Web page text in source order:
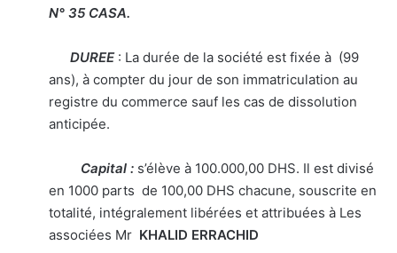
N° 35 CASA.
DUREE: La durée de la société est fixée à (99
ans), à compter du jour de son immatriculation au
registre du commerce sauf les cas de dissolution
anticipée.
Capital : s’élève à 100.000,00 DHS. Il est divisé
en 1000 parts de 100,00 DHS chacune, souscrite en
totalité, intégralement libérées et attribuées à Les
associées Mr KHALID ERRACHID